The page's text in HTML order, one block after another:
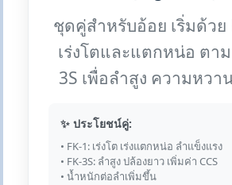
ชุดคู่สำหรับอ้อย เริ่มด้วย
เร่งโตและแตกหน่อ ตา
3S เพื่อลำสูง ความหวาน
✨ ประโยชน์คู่:
• FK-1: เร่งโต เร่งแตกหน่อ ลำแข็งแรง
• FK-3S: ลำสูง ปล้องยาว เพิ่มค่า CCS
• น้ำหนักต่อลำเพิ่มขึ้น